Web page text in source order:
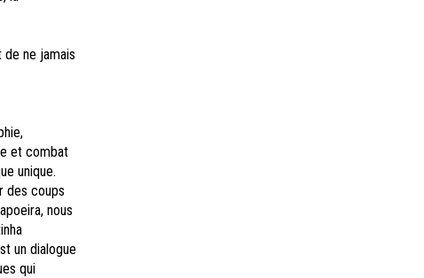
ne jamais
et combat
unique.
des coups
nous
un dialogue
qui